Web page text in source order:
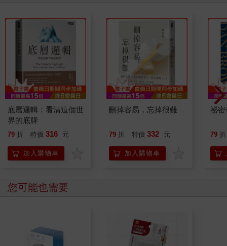
底層邏輯：看清這個世
界的底牌
79 折 特價 316 元
加入購物車
刪掉容易，忘掉很難
79 折 特價 332 元
加入購物車
祕
79 折
您可能也需要